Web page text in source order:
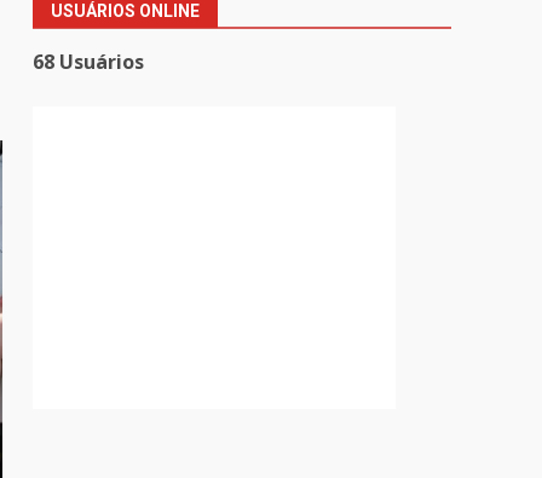
USUÁRIOS ONLINE
68 Usuários